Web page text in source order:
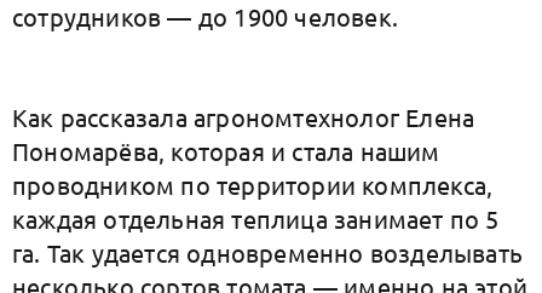
сотрудников — до 1900 человек.
Как рассказала агрономтехнолог Елена
Пономарёва, которая и стала нашим
проводником по территории комплекса,
каждая отдельная теплица занимает по 5
га. Так удается одновременно возделывать
несколько сортов томата — именно на этой